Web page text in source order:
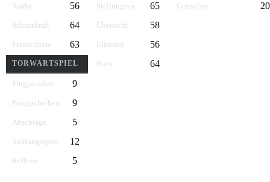
Stärke 56
Schusskraft 64
Fernschüsse 63
TORWARTSPIEL
Flugparaden 9
Fangsicherheit 9
Abschläge 5
Stellungsspiel 12
Reflexe 5
Stellungssp. 65
Übersicht 58
Elfmeter 56
Ruhe 64
Grätschen 20